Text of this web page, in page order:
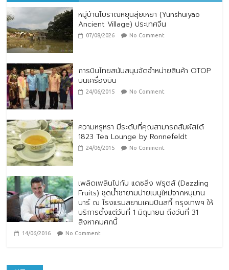
หมู่บ้านโบราณหยุนสุ่ยเหยา (Yunshuiyao
Ancient Village) ประเทศจีน
07/08/2026 No Comment
การบินไทยสนับสนุนจัดจำหน่ายสินค้า OTOP
บนเครื่องบิน
24/06/2015 No Comment
ความหรูหรา มีระดับที่คุณสามารถสัมผัสได้
1823 Tea Lounge by Ronnefeldt
24/06/2015 No Comment
เพลิดเพลินไปกับ แดซลิ่ง ฟรุตส์ (Dazzling
Fruits) ชุดน้ำชายามบ่ายเมนูใหม่จากหนุมาน
บาร์ ณ โรงแรมสยามเคมปินสกี้ กรุงเทพฯ ให้
บริการตั้งแต่วันที่ 1 มิถุนายน ถึงวันที่ 31
สิงหาคมศกนี้
14/06/2016 No Comment